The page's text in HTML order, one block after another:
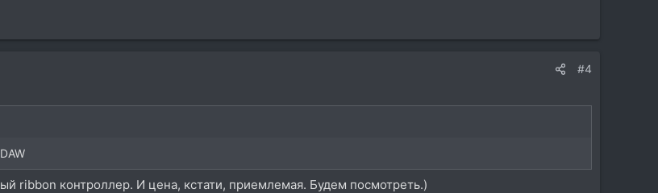
#4
ribbon контроллер. И цена, кстати, приемлемая. Будем посмотреть.)